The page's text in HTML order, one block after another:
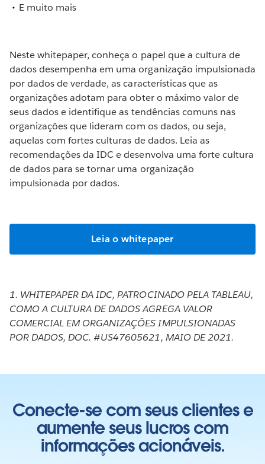
E muito mais
Neste whitepaper, conheça o papel que a cultura de
dados desempenha em uma organização impulsionada
por dados de verdade, as características que as
organizações adotam para obter o máximo valor de
seus dados e identifique as tendências comuns nas
organizações que lideram com os dados, ou seja,
aquelas com fortes culturas de dados. Leia as
recomendações da IDC e desenvolva uma forte cultura
de dados para se tornar uma organização
impulsionada por dados.
Leia o whitepaper
1. WHITEPAPER DA IDC, PATROCINADO PELA TABLEAU,
COMO A CULTURA DE DADOS AGREGA VALOR
COMERCIAL EM ORGANIZAÇÕES IMPULSIONADAS
POR DADOS, DOC. #US47605621, MAIO DE 2021.
Conecte-se com seus clientes e
aumente seus lucros com
informações acionáveis.